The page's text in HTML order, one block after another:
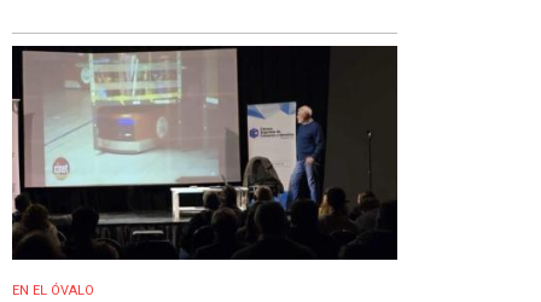
EN EL ÓVALO